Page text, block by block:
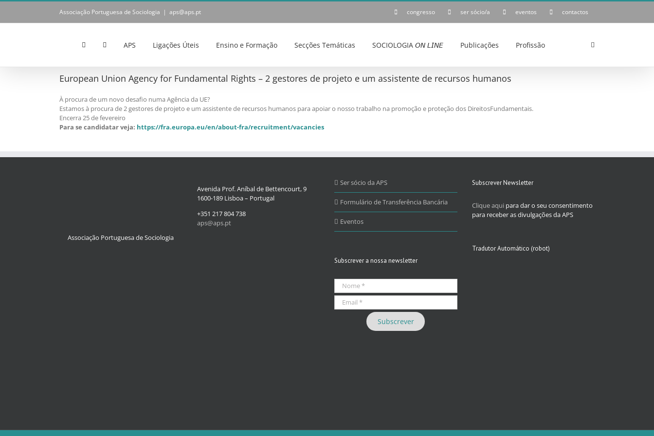
Skip
content
Associação Portuguesa de Sociologia | aps@aps.pt congresso ser sócio/a eventos contactos
APS Ligações Úteis Ensino e Formação Secções Temáticas SOCIOLOGIA 𝘖𝘕 𝘓𝘐𝘕𝘌 Publicações Profissão
European Union Agency for Fundamental Rights – 2 gestores de projeto e um assistente de recursos humanos
À procura de um novo desafio numa Agência da UE?
Estamos à procura de 2 gestores de projeto e um assistente de recursos humanos para apoiar o nosso trabalho na promoção e proteção dos DireitosFundamentais.
Encerra 25 de fevereiro
Para se candidatar veja: https://fra.europa.eu/en/about-fra/recruitment/vacancies
Associação Portuguesa de Sociologia
Avenida Prof. Aníbal de Bettencourt, 9
1600-189 Lisboa – Portugal
+351 217 804 738
aps@aps.pt
Ser sócio da APS
Formulário de Transferência Bancária
Eventos
Subscrever a nossa newsletter
Subscrever Newsletter
Clique aqui para dar o seu consentimento
para receber as divulgações da APS
Tradutor Automático (robot)